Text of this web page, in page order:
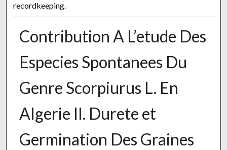
recordkeeping.
Contribution A L’etude Des
Especies Spontanees Du
Genre Scorpiurus L. En
Algerie II. Durete et
Germination Des Graines